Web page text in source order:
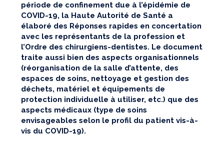
période de confinement due à l’épidémie de
COVID-19, la Haute Autorité de Santé a
élaboré des Réponses rapides en concertation
avec les représentants de la profession et
l’Ordre des chirurgiens-dentistes. Le document
traite aussi bien des aspects organisationnels
(réorganisation de la salle d’attente, des
espaces de soins, nettoyage et gestion des
déchets, matériel et équipements de
protection individuelle à utiliser, etc.) que des
aspects médicaux (type de soins
envisageables selon le profil du patient vis-à-
vis du COVID-19).